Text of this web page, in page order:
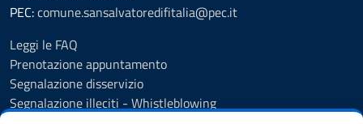
PEC:comune.sansalvatoredifitalia@pec.it
Leggi le FAQ
Prenotazione appuntamento
Segnalazione disservizio
Segnalazione illeciti - Whistleblowing